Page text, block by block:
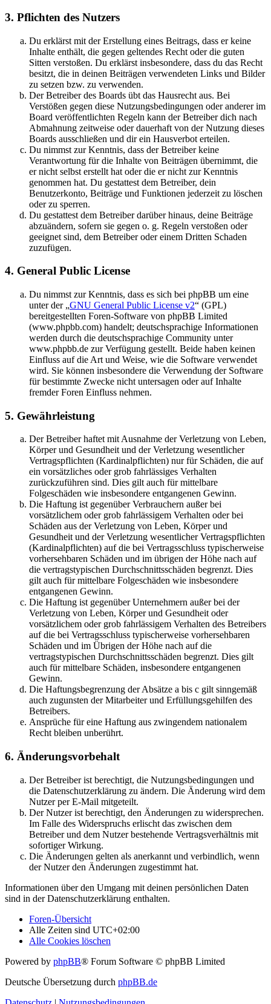
3. Pflichten des Nutzers
Du erklärst mit der Erstellung eines Beitrags, dass er keine
Inhalte enthält, die gegen geltendes Recht oder die guten
Sitten verstoßen. Du erklärst insbesondere, dass du das Recht
besitzt, die in deinen Beiträgen verwendeten Links und Bilder
zu setzen bzw. zu verwenden.
Der Betreiber des Boards übt das Hausrecht aus. Bei
Verstößen gegen diese Nutzungsbedingungen oder anderer im
Board veröffentlichten Regeln kann der Betreiber dich nach
Abmahnung zeitweise oder dauerhaft von der Nutzung dieses
Boards ausschließen und dir ein Hausverbot erteilen.
Du nimmst zur Kenntnis, dass der Betreiber keine
Verantwortung für die Inhalte von Beiträgen übernimmt, die
er nicht selbst erstellt hat oder die er nicht zur Kenntnis
genommen hat. Du gestattest dem Betreiber, dein
Benutzerkonto, Beiträge und Funktionen jederzeit zu löschen
oder zu sperren.
Du gestattest dem Betreiber darüber hinaus, deine Beiträge
abzuändern, sofern sie gegen o. g. Regeln verstoßen oder
geeignet sind, dem Betreiber oder einem Dritten Schaden
zuzufügen.
4. General Public License
Du nimmst zur Kenntnis, dass es sich bei phpBB um eine
unter der „GNU General Public License v2“ (GPL)
bereitgestellten Foren-Software von phpBB Limited
(www.phpbb.com) handelt; deutschsprachige Informationen
werden durch die deutschsprachige Community unter
www.phpbb.de zur Verfügung gestellt. Beide haben keinen
Einfluss auf die Art und Weise, wie die Software verwendet
wird. Sie können insbesondere die Verwendung der Software
für bestimmte Zwecke nicht untersagen oder auf Inhalte
fremder Foren Einfluss nehmen.
5. Gewährleistung
Der Betreiber haftet mit Ausnahme der Verletzung von Leben,
Körper und Gesundheit und der Verletzung wesentlicher
Vertragspflichten (Kardinalpflichten) nur für Schäden, die auf
ein vorsätzliches oder grob fahrlässiges Verhalten
zurückzuführen sind. Dies gilt auch für mittelbare
Folgeschäden wie insbesondere entgangenen Gewinn.
Die Haftung ist gegenüber Verbrauchern außer bei
vorsätzlichem oder grob fahrlässigem Verhalten oder bei
Schäden aus der Verletzung von Leben, Körper und
Gesundheit und der Verletzung wesentlicher Vertragspflichten
(Kardinalpflichten) auf die bei Vertragsschluss typischerweise
vorhersehbaren Schäden und im übrigen der Höhe nach auf
die vertragstypischen Durchschnittsschäden begrenzt. Dies
gilt auch für mittelbare Folgeschäden wie insbesondere
entgangenen Gewinn.
Die Haftung ist gegenüber Unternehmern außer bei der
Verletzung von Leben, Körper und Gesundheit oder
vorsätzlichem oder grob fahrlässigem Verhalten des Betreibers
auf die bei Vertragsschluss typischerweise vorhersehbaren
Schäden und im Übrigen der Höhe nach auf die
vertragstypischen Durchschnittsschäden begrenzt. Dies gilt
auch für mittelbare Schäden, insbesondere entgangenen
Gewinn.
Die Haftungsbegrenzung der Absätze a bis c gilt sinngemäß
auch zugunsten der Mitarbeiter und Erfüllungsgehilfen des
Betreibers.
Ansprüche für eine Haftung aus zwingendem nationalem
Recht bleiben unberührt.
6. Änderungsvorbehalt
Der Betreiber ist berechtigt, die Nutzungsbedingungen und
die Datenschutzerklärung zu ändern. Die Änderung wird dem
Nutzer per E-Mail mitgeteilt.
Der Nutzer ist berechtigt, den Änderungen zu widersprechen.
Im Falle des Widerspruchs erlischt das zwischen dem
Betreiber und dem Nutzer bestehende Vertragsverhältnis mit
sofortiger Wirkung.
Die Änderungen gelten als anerkannt und verbindlich, wenn
der Nutzer den Änderungen zugestimmt hat.
Informationen über den Umgang mit deinen persönlichen Daten
sind in der Datenschutzerklärung enthalten.
Foren-Übersicht
Alle Zeiten sind UTC+02:00
Alle Cookies löschen
Powered by phpBB® Forum Software © phpBB Limited
Deutsche Übersetzung durch phpBB.de